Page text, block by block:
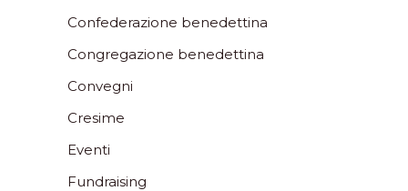
Confederazione benedettina
Congregazione benedettina
Convegni
Cresime
Eventi
Fundraising